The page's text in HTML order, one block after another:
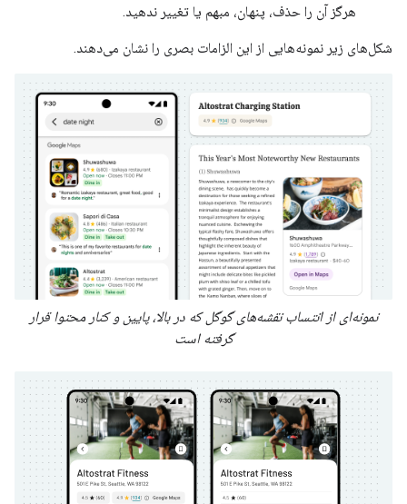
هرگز آن را حذف، پنهان، مبهم یا تغییر ندهید.
شکل‌های زیر نمونه‌هایی از این الزامات بصری را نشان می‌دهند.
نمونه‌ای از انتساب نقشه‌های گوگل که در بالا، پایین و کنار محتوا قرار
گرفته است